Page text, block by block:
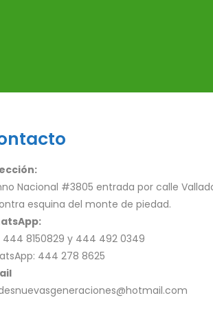
Nacional #3805 entrada por calle
esquina del monte de piedad.
444 8150829 y 444 492 0349
444 278 8625